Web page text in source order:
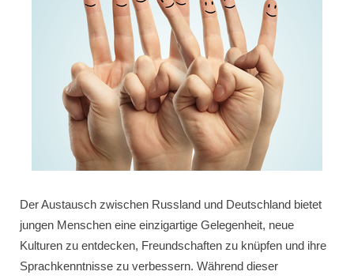
Der Austausch zwischen Russland und Deutschland bietet
jungen Menschen eine einzigartige Gelegenheit, neue
Kulturen zu entdecken, Freundschaften zu knüpfen und ihre
Sprachkenntnisse zu verbessern. Während dieser